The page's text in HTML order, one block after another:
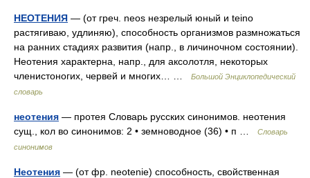
НЕОТЕНИЯ — (от греч. neos незрелый юный и teino
растягиваю, удлиняю), способность организмов размножаться
на ранних стадиях развития (напр., в личиночном состоянии).
Неотения характерна, напр., для аксолотля, некоторых
членистоногих, червей и многих… …
Большой Энциклопедический
словарь
неотения — протея Словарь русских синонимов. неотения
сущ., кол во синонимов: 2 • земноводное (36) • п …
Словарь
синонимов
Неотения — (от фр. neotenie) способность, свойственная